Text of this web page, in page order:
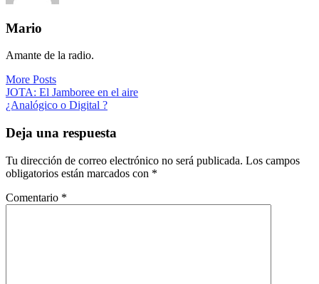
Mario
Amante de la radio.
More Posts
Navegación
de
entradas
JOTA: El Jamboree en el aire
¿Analógico o Digital ?
Deja una respuesta
Tu dirección de correo electrónico no será publicada. Los campos
obligatorios están marcados con *
Comentario *